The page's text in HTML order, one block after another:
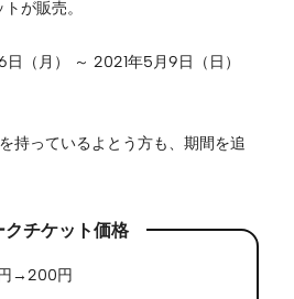
が販売。
（月） ～ 2021年5月9日（日）
持っているよとう方も、期間を追
クチケット価格
→200円